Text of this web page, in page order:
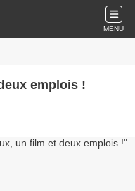
MENU
emplois !